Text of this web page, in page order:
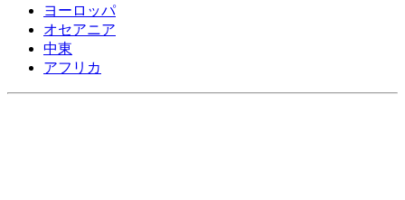
ヨーロッパ
オセアニア
中東
アフリカ